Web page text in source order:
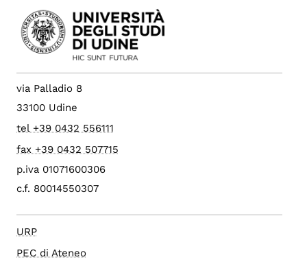
via Palladio 8
33100 Udine
tel +39 0432 556111
fax +39 0432 507715
p.iva 01071600306
c.f. 80014550307
URP
PEC di Ateneo